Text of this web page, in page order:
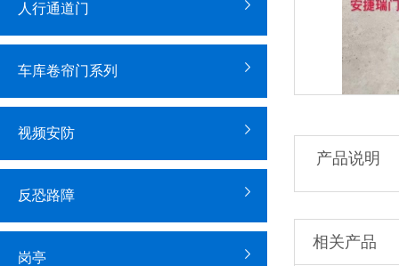
人行通道门
车库卷帘门系列
视频安防
反恐路障
岗亭
产品说明
相关产品